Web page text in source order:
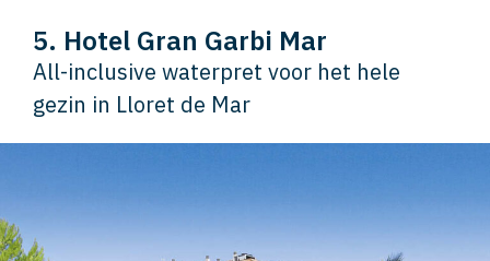
5. Hotel Gran Garbi Mar
All-inclusive waterpret voor het hele
gezin in Lloret de Mar